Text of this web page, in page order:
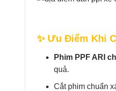
✨ Ưu Điểm Khi
Phim PPF ARI
quả.
Cắt phim chuẩn